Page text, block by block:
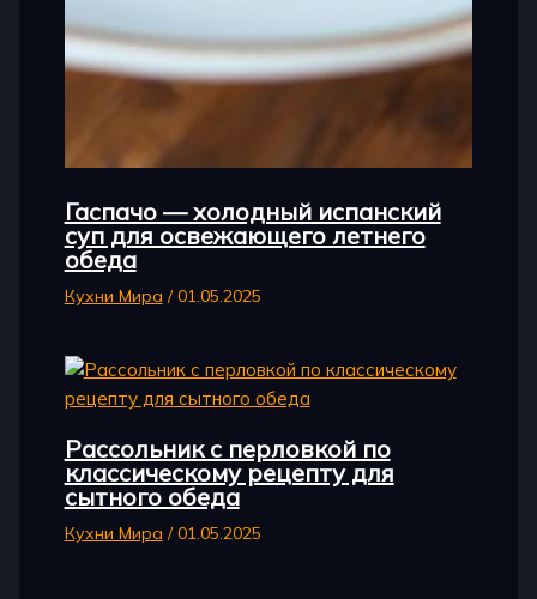
Гаспачо — холодный испанский
суп для освежающего летнего
обеда
Кухни Мира /01.05.2025
Рассольник с перловкой по
классическому рецепту для
сытного обеда
Кухни Мира /01.05.2025